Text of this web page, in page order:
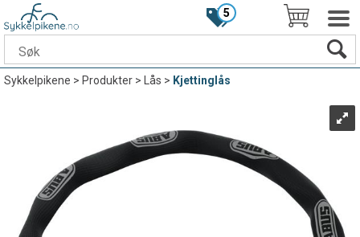
5
Sykkelpikene>Produkter> Lås> Kjettinglås